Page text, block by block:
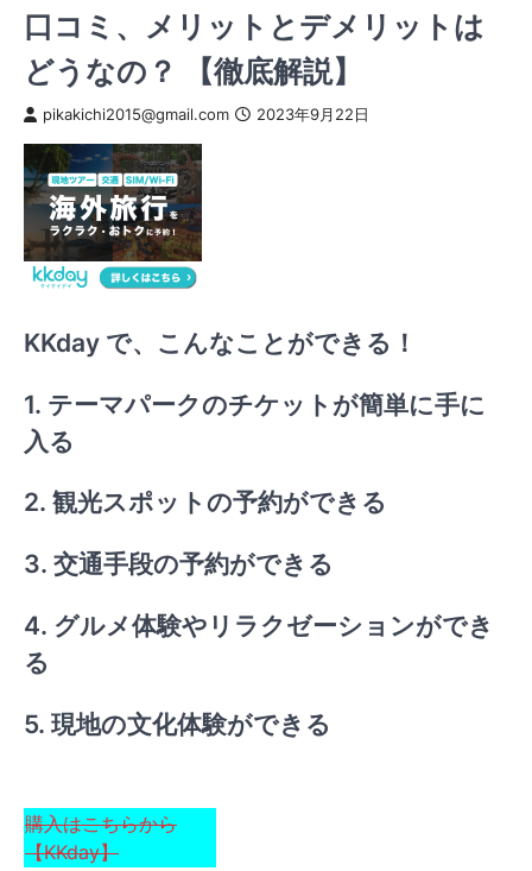
口コミ、メリットとデメリットは
どうなの？ 【徹底解説】
pikakichi2015@gmail.com 2023年9月22日
KKday で、こんなことができる！
1. テーマパークのチケットが簡単に手に
入る
2. 観光スポットの予約ができる
3. 交通手段の予約ができる
4. グルメ体験やリラクゼーションができ
る
5. 現地の文化体験ができる
購入はこちらから
【KKday】